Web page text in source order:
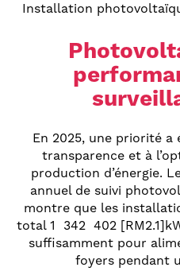
Installation
En 2025, une priorité a
transparence et à
production d’énergie.
annuel de suivi
montre que les
total 1 342 402
suffisamment pour
foyers pendant